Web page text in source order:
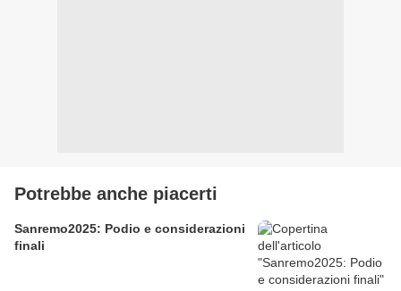
Potrebbe anche piacerti
Sanremo2025: Podio e considerazioni
finali